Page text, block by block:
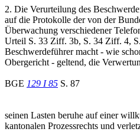
2. Die Verurteilung des
auf die Protokolle der von der
Überwachung verschiedener
Urteil S. 33 Ziff. 3b, S. 34 Ziff. 4,
Beschwerdeführer macht - wie
Obergericht - geltend, die
BGE 129 I 85 S. 87
seinen Lasten beruhe auf einer
kantonalen Prozessrechts und